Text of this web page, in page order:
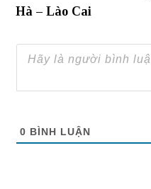
Hà – Lào Cai
0 BÌNH LUẬN